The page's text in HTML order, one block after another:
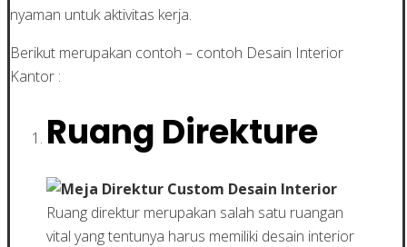
nyaman untuk aktivitas kerja.
Berikut merupakan contoh – contoh Desain Interior
Kantor :
Ruang Direkture
Ruang direktur merupakan salah satu ruangan
vital yang tentunya harus memiliki desain interior